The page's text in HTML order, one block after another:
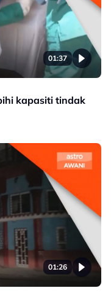
01:37
kapasiti tindak
01:26